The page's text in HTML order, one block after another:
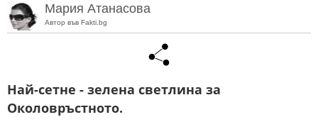
Мария Атанасова
Автор във Fakti.bg
Най-сетне - зелена светлина за
Околовръстното.